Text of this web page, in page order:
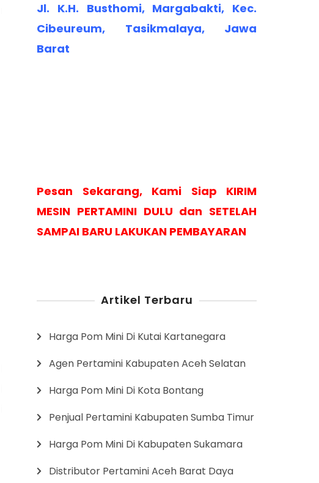
Jl. K.H. Busthomi, Margabakti, Kec.
Cibeureum, Tasikmalaya, Jawa
Barat
Pesan Sekarang, Kami Siap KIRIM
MESIN PERTAMINI DULU dan SETELAH
SAMPAI BARU LAKUKAN PEMBAYARAN
Artikel Terbaru
Harga Pom Mini Di Kutai Kartanegara
Agen Pertamini Kabupaten Aceh Selatan
Harga Pom Mini Di Kota Bontang
Penjual Pertamini Kabupaten Sumba Timur
Harga Pom Mini Di Kabupaten Sukamara
Distributor Pertamini Aceh Barat Daya